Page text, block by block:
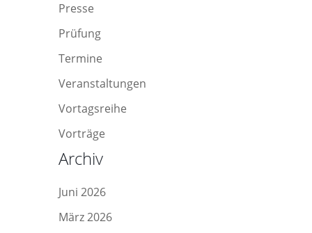
Presse
Prüfung
Termine
Veranstaltungen
Vortagsreihe
Vorträge
Archiv
Juni 2026
März 2026